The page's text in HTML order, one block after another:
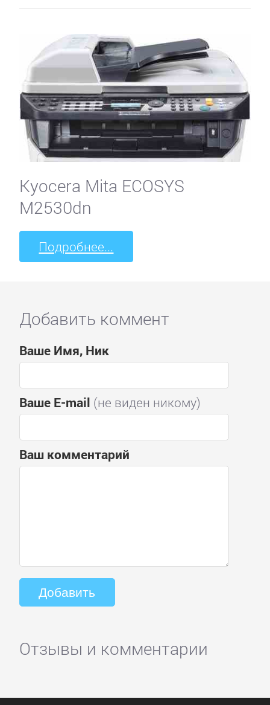
Kyocera Mita ECOSYS
M2530dn
Подробнее...
Добавить коммент
Ваше Имя, Ник
Ваше E-mail (не виден никому)
Ваш комментарий
Отзывы и комментарии